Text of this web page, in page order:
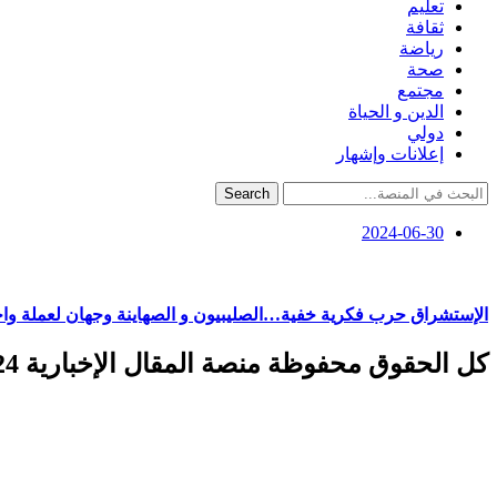
تعليم
ثقافة
رياضة
صحة
مجتمع
الدين و الحياة
دولي
إعلانات وإشهار
Search
2024-06-30
الإستشراق حرب فكرية خفية…الصليبيون و الصهاينة وجهان لعملة
كل الحقوق محفوظة منصة المقال الإخبارية 2024 ©